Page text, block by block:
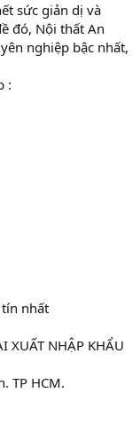
sức giản dị và
đó, Nội thất An
nghiệp bậc nhất,
:
nhất
XUẤT NHẬP KHẨU
TP HCM.